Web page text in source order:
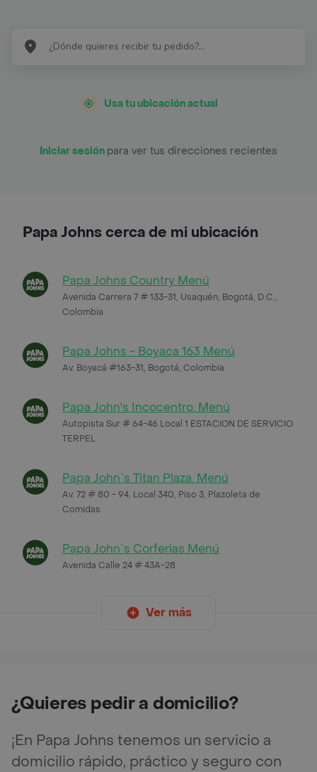
Usa tu ubicación actual
Iniciar sesión para ver tus direcciones recientes
Papa Johns cerca de mi ubicación
Papa Johns Country Menú
Avenida Carrera 7 # 133-31, Usaquén, Bogotá, D.C.,
Colombia
Papa Johns - Boyaca 163 Menú
Av. Boyacá #163-31, Bogotá, Colombia
Papa John's Incocentro. Menú
Autopista Sur # 64-46 Local 1 ESTACION DE SERVICIO
TERPEL
Papa John´s Titan Plaza. Menú
Av. 72 # 80 - 94, Local 340, Piso 3, Plazoleta de
Comidas
Papa John´s Corferias Menú
Avenida Calle 24 # 43A-28
Ver más
¿Quieres pedir a domicilio?
¡En Papa Johns tenemos un servicio a
domicilio rápido, práctico y seguro con